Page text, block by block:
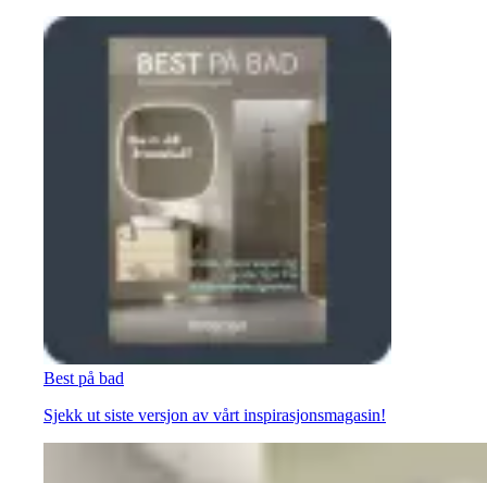
Best på bad
Sjekk ut siste versjon av vårt inspirasjonsmagasin!